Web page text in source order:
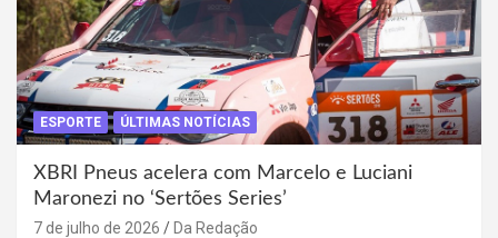
ESPORTE ÚLTIMAS NOTÍCIAS
XBRI Pneus acelera com Marcelo e Luciani
Maronezi no ‘Sertões Series’
7 de julho de 2026 Da Redação